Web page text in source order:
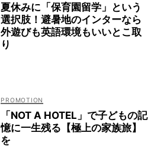
夏休みに「保育園留学」という
選択肢！避暑地のインターなら
外遊びも英語環境もいいとこ取
り
「NOT A HOTEL」で子どもの記
憶に一生残る【極上の家族旅】
を